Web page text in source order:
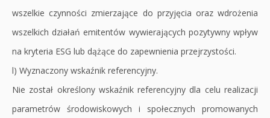
wszelkie czynności zmierzające do przyjęcia oraz wdrożenia
wszelkich działań emitentów wywierających pozytywny wpływ
na kryteria ESG lub dążące do zapewnienia przejrzystości.
l) Wyznaczony wskaźnik referencyjny.
Nie został określony wskaźnik referencyjny dla celu realizacji
parametrów środowiskowych i społecznych promowanych